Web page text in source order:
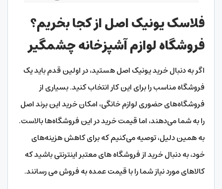
فلاسک یونیک اصل از کجا بخریم؟
فروشگاه لوازم آشپزخانه چشمگیر
اگر به دنبال خرید یونیک اصل هستید، در اولین قدم باید یک
فروشگاه مناسب را برای این کار انتخاب کنید. بسیاری از
فروشگاه‌های حضوری لوازم خانگی، امکان خرید این برند اصل
را به شما می‌دهند، اما قیمت خرید در این فروشگاه‌ها بالاست.
به همین دلیل، توصیه می‌کنیم که برای کاهش هزینه‌های
خود، به دنبال خرید از فروشگاه های معتبر اینترنتی باشید که
کالاهای مورد نیاز شما را با قیمت عمده به فروش می رسانند.